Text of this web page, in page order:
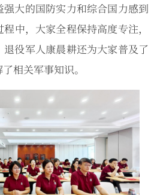
大的国防实力和综合国力感到
程中，大家全程保持高度专注，
役军人康晨耕还为大家普及了
相关军事知识。